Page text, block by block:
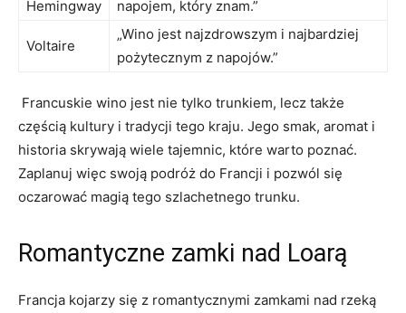
Hemingway
napojem, który znam.”
Voltaire
„Wino jest najzdrowszym i najbardziej
pożytecznym z napojów.”
⁤ Francuskie wino jest nie tylko trunkiem, lecz​ także
częścią kultury i ​tradycji tego kraju. Jego smak, ⁢aromat i
historia​ skrywają wiele tajemnic, które warto poznać.
Zaplanuj więc ‍swoją podróż do Francji i​ pozwól się
oczarować magią tego szlachetnego trunku.
Romantyczne zamki nad Loarą
Francja kojarzy się ‍z romantycznymi zamkami nad rzeką